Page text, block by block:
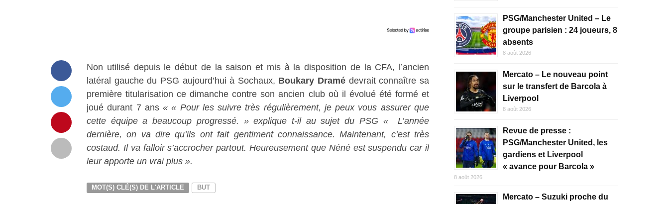
Non utilisé depuis le début de la saison et mis à la disposition de la CFA, l’ancien
latéral gauche du PSG aujourd’hui à Sochaux, Boukary Dramé devrait connaître sa
première titularisation ce dimanche contre son ancien club où il évolué été formé et
joué durant 7 ans« « Pour les suivre très régulièrement, je peux vous assurer que
cette équipe a beaucoup progressé. » explique t-il au sujet du PSG « L’année
dernière, on va dire qu’ils ont fait gentiment connaissance. Maintenant, c’est très
costaud. Il va falloir s’accrocher partout. Heureusement que Néné est suspendu car il
leur apporte un vrai plus ».
MOT(S) CLÉ(S) DE L'ARTICLE BUT
PSG/Manchester United – Le
groupe parisien : 24 joueurs, 8
absents
8 août 2026
Mercato – Le nouveau point
sur le transfert de Barcola à
Liverpool
8 août 2026
Revue de presse :
PSG/Manchester United, les
gardiens et Liverpool
« avance pour Barcola »
8 août 2026
Mercato – Suzuki proche du